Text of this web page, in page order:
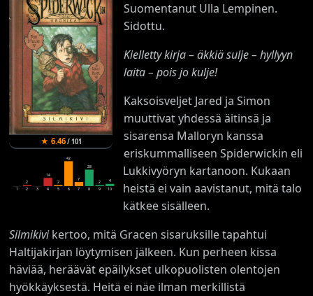
★ 6.46/101
1
2
2
3
14
4
2
5
42
6
7
7
28
8
2
9
4
10
Suomentanut Ulla Lempinen.
Sidottu.
Kielletty kirja – äkkiä sulje – hyllyyn
laita – pois jo kulje!
Kaksoisveljet Jared ja Simon
muuttivat yhdessä äitinsä ja
sisarensa Malloryn kanssa
eriskummalliseen Spiderwickin eli
Lukkivyöryn kartanoon. Kukaan
heistä ei vain aavistanut, mitä talo
kätkee sisälleen.
Silmikivikertoo, mitä Gracen sisaruksille tapahtui
Haltijakirjan löytymisen jälkeen. Kun perheen kissa
häviää, heräävät epäilykset ulkopuolisten olentojen
hyökkäyksestä. Heitä ei näe ilman merkillistä